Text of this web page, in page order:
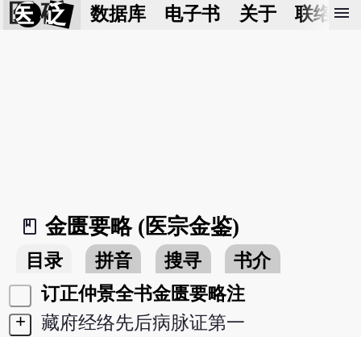
医 砭 数据库 电子书 关于 联络我
menu
book_2
金匮要略 (医宗金鉴)
目录 拼音 搜寻
书介
订正仲景全书金匮要略注
+
藏府经络先后病脉证第一